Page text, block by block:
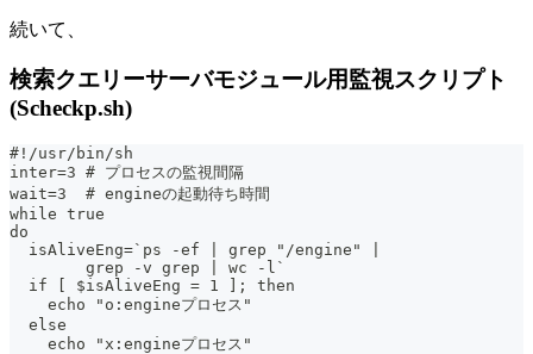
続いて、
検索クエリーサーバモジュール用監視スクリプト
(Scheckp.sh)
#!/usr/bin/sh
inter=3 # プロセスの監視間隔
wait=3  # engineの起動待ち時間
while true
do
  isAliveEng=`ps -ef | grep "/engine" |
        grep -v grep | wc -l`
  if [ $isAliveEng = 1 ]; then
    echo "o:engineプロセス"
  else
    echo "x:engineプロセス"